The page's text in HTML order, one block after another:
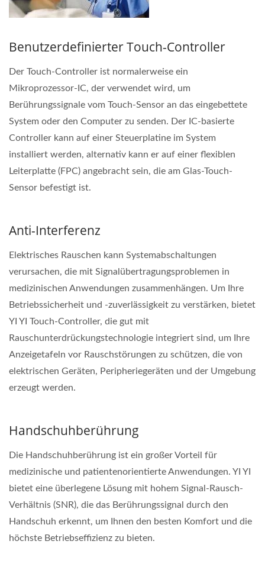
Benutzerdefinierter Touch-Controller
Der Touch-Controller ist normalerweise ein
Mikroprozessor-IC, der verwendet wird, um
Berührungssignale vom Touch-Sensor an das eingebettete
System oder den Computer zu senden. Der IC-basierte
Controller kann auf einer Steuerplatine im System
installiert werden, alternativ kann er auf einer flexiblen
Leiterplatte (FPC) angebracht sein, die am Glas-Touch-
Sensor befestigt ist.
Anti-Interferenz
Elektrisches Rauschen kann Systemabschaltungen
verursachen, die mit Signalübertragungsproblemen in
medizinischen Anwendungen zusammenhängen. Um Ihre
Betriebssicherheit und -zuverlässigkeit zu verstärken, bietet
YI YI Touch-Controller, die gut mit
Rauschunterdrückungstechnologie integriert sind, um Ihre
Anzeigetafeln vor Rauschstörungen zu schützen, die von
elektrischen Geräten, Peripheriegeräten und der Umgebung
erzeugt werden.
Handschuhberührung
Die Handschuhberührung ist ein großer Vorteil für
medizinische und patientenorientierte Anwendungen. YI YI
bietet eine überlegene Lösung mit hohem Signal-Rausch-
Verhältnis (SNR), die das Berührungssignal durch den
Handschuh erkennt, um Ihnen den besten Komfort und die
höchste Betriebseffizienz zu bieten.